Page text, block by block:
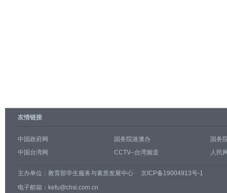
友情链接
中国政府网 国务院港澳办
国务
中国台湾网
CCTV--台湾频道 人民
主办单位： 教育部学生服务与素质发展中心
京ICP备19004913号-1
电子邮箱：kefu@chsi.com.cn